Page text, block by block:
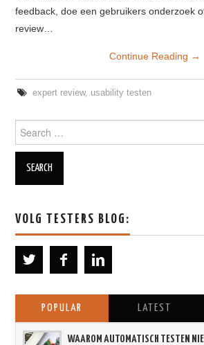
feedback, doe een gebruikers onderzoek
review…
Continue Reading →
expert review, usability testen
Search for:
VOLG TESTERS BLOG:
POPULAR LATEST
WAAROM AUTOMATISCH TESTEN